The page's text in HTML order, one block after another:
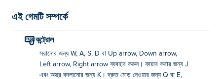
সরান: WASD অথবা তীরচিহ্নগুলি
আগুন: জে
অস্ত্র: কে
তীব্র বাঁক: Q অথবা E
এই গেমটি সম্পর্কে
কন্ট্রোল
সরানোর জন্য W, A, S, D বা Up arrow, Down arrow,
Left arrow, Right arrow ব্যবহার করুন। ফায়ার করার জন্য J
এবং অস্ত্র বদলানোর জন্য K। দ্রুত মোড় নেওয়ার জন্য Q বা E,